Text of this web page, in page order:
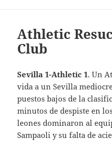
Athletic
Club
Sevilla 1-Athletic 1. Un
vida a un Sevilla
puestos bajos de la
minutos de despiste en
leones dominaron al
Sampaoli y su falta de